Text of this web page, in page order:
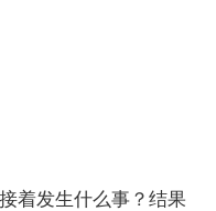
着发生什么事？结果